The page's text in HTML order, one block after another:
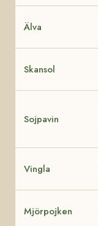
Älva
Skansol
Sojpavin
Vingla
Mjörpojken